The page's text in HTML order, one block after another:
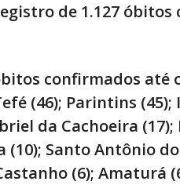
de 1.127
confirmados até
(46); Parintins
da Cachoeira
(10); Santo Antônio
(6); Amaturá